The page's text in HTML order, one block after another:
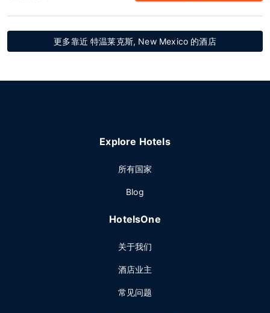
更多靠近 特温莱克斯, New Mexico 的酒店
Explore Hotels
所有国家
Blog
HotelsOne
关于我们
酒店业主
常见问题